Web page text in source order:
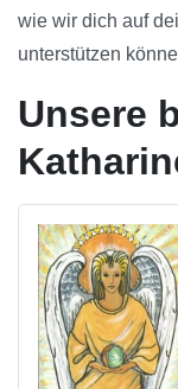
wie wir dich auf
unterstützen
Unsere